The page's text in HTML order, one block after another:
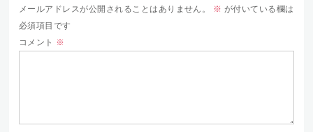
メールアドレスが公開されることはありません。
※ が付いている欄は
必須項目です
コメント ※